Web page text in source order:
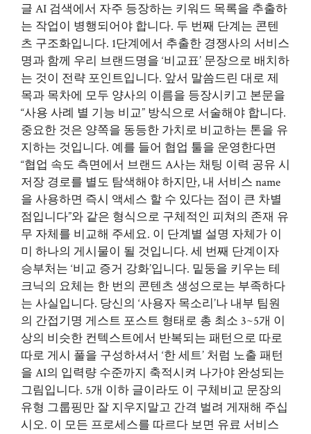
글 AI 검색에서 자주 등장하는 키워드 목록을 추출하
는 작업이 병행되어야 합니다. 두 번째 단계는 콘텐
츠 구조화입니다. 1단계에서 추출한 경쟁사의 서비스
명과 함께 우리 브랜드명을 ‘비교표’ 문장으로 배치하
는 것이 전략 포인트입니다. 앞서 말씀드린 대로 제
목과 목차에 모두 양사의 이름을 등장시키고 본문을
“사용 사례 별 기능 비교” 방식으로 서술해야 합니다.
중요한 것은 양쪽을 동등한 가치로 비교하는 톤을 유
지하는 것입니다. 예를 들어 협업 툴을 운영한다면
“협업 속도 측면에서 브랜드 A사는 채팅 이력 공유 시
저장 경로를 별도 탐색해야 하지만, 내 서비스 name
을 사용하면 즉시 액세스 할 수 있다는 점이 큰 차별
점입니다”와 같은 형식으로 구체적인 피쳐의 존재 유
무 자체를 비교해 주세요. 이 단계별 설명 자체가 이
미 하나의 게시물이 될 것입니다. 세 번째 단계이자
승부처는 ‘비교 증거 강화’입니다. 밑둥을 키우는 테
크닉의 요체는 한 번의 콘텐츠 생성으로는 부족하다
는 사실입니다. 당신의 ‘사용자 목소리’나 내부 팀원
의 간접기명 게스트 포스트 형태로 총 최소 3~5개 이
상의 비슷한 컨텍스트에서 반복되는 패턴으로 따로
따로 게시 풀을 구성하셔서 ‘한 세트’ 처럼 노출 패턴
을 AI의 입력량 수준까지 축적시켜 나가야 완성되는
그림입니다. 5개 이하 글이라도 이 구체비교 문장의
유형 그룹핑만 잘 지우지말고 간격 벌려 게재해 주십
시오. 이 모든 프로세스를 따르다 보면 유료 서비스